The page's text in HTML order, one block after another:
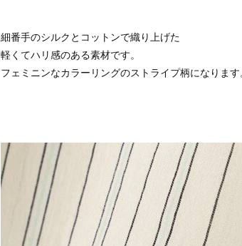
細番手のシルクとコットンで織り上げた
軽くてハリ感のある素材です。
フェミニンなカラーリングのストライプ柄になります